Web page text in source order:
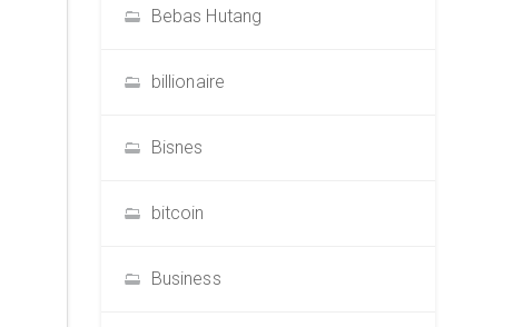
Bebas Hutang
billionaire
Bisnes
bitcoin
Business